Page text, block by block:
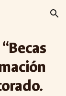
Skip to navigation